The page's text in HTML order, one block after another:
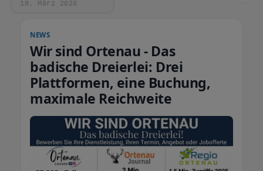
18. März 2026
NEWS
Wir sind Ortenau - Das
badische Dreierlei: Drei
Plattformen, eine Buchung,
maximale Reichweite